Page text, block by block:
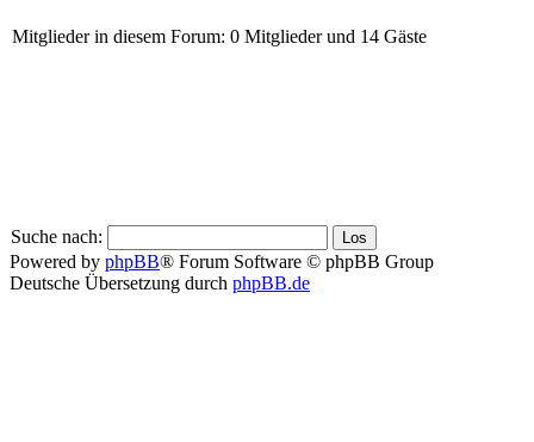
Mitglieder in diesem Forum: 0 Mitglieder und 14 Gäste
Suche nach:
Powered by phpBB® Forum Software © phpBB Group
Deutsche Übersetzung durch phpBB.de